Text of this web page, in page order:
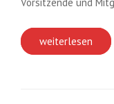
weiterlesen